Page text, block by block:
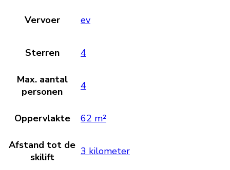
Vervoer ev
Sterren 4
Max. aantal
personen
4
Oppervlakte 62 m²
Afstand tot de
skilift
3 kilometer